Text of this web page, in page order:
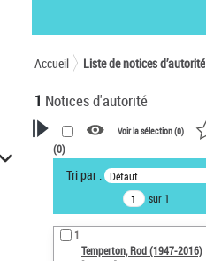
Accueil Liste de notices d’autorité
1 Notices d'autorité
VOTRE RECHERCHE
Recherche avancée dans les
notices d’autorité
Œuvres liées à l'auteur :
Temperton, Rod (1947-2016)
Voir la sélection (0)
(0)
Tri par : Défaut
sur 1
1
Temperton, Rod (1947-2016)